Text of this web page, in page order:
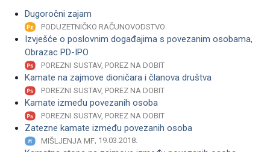
Dugoročni zajam
PODUZETNIČKO RAČUNOVODSTVO
Izvješće o poslovnim događajima s povezanim osobama,
Obrazac PD-IPO
POREZNI SUSTAV, POREZ NA DOBIT
Kamate na zajmove dioničara i članova društva
POREZNI SUSTAV, POREZ NA DOBIT
Kamate između povezanih osoba
POREZNI SUSTAV, POREZ NA DOBIT
Zatezne kamate između povezanih osoba
MIŠLJENJA MF, 19.03.2018.